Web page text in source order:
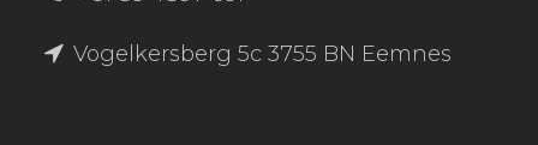
Vogelkersberg 5c 3755 BN Eemnes